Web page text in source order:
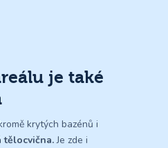
je také
krytých bazénů i
tělocvična.Je zde i